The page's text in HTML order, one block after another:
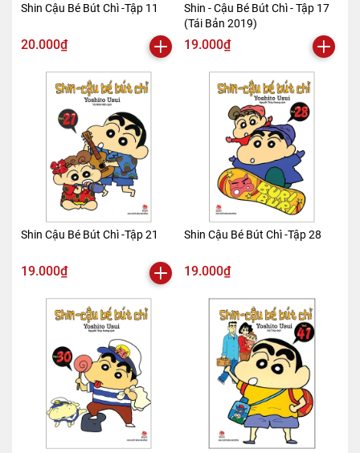
Shin Cậu Bé Bút Chì -Tập 11
20.000₫
Shin - Cậu Bé Bút Chì - Tập 17
(Tái Bản 2019)
19.000₫
Shin Cậu Bé Bút Chì -Tập 21
19.000₫
Shin Cậu Bé Bút Chì -Tập 28
19.000₫